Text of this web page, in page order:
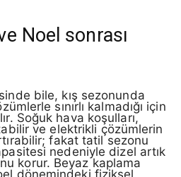
Noel sonrası
bile, kış sezonunda
sınırlı kalmadığı için
Soğuk hava koşulları,
ve elektrikli çözümlerin
fakat tatil sezonu
nedeniyle dizel artık
korur. Beyaz kaplama
dönemindeki fiziksel